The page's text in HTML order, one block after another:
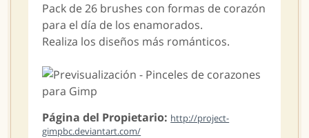
Pack de 26 brushes con formas de corazón
para el día de los enamorados.
Realiza los diseños más románticos.
Página del Propietario: http://project-
gimpbc.deviantart.com/